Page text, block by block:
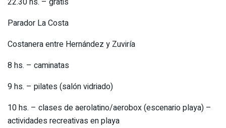
Parador La Costa
Costanera entre Hernández y Zuviría
8 hs. – caminatas
9 hs. – pilates (salón vidriado)
10 hs. – clases de aerolatino/aerobox (escenario playa) –
actividades recreativas en playa